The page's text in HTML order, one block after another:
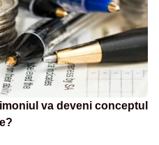
va deveni conceptul